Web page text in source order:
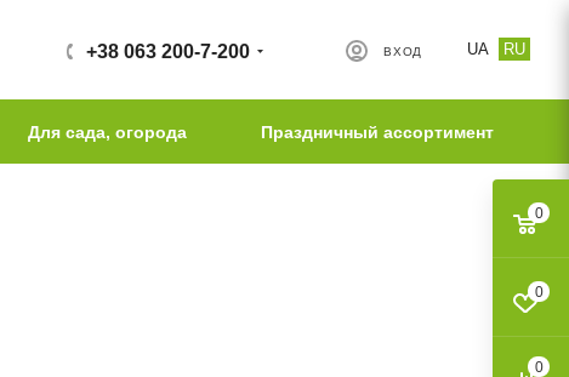
UA RU
ВХОД
+38 063 200-7-200
Для сада, огорода Праздничный ассортимент
0
0
0